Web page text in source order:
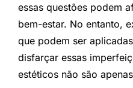
essas questões podem
bem-estar. No entanto,
que podem ser
disfarçar essas
estéticos não são